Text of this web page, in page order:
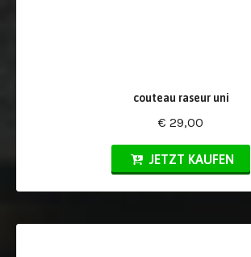
couteau raseur uni
€ 29,00
JETZT KAUFEN